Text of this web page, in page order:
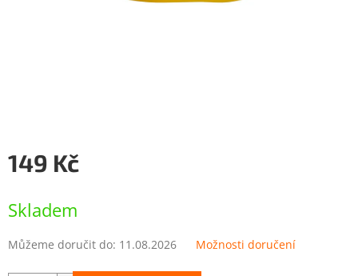
149 Kč
cena:
Skladem
Můžeme doručit do: 11.08.2026 Možnosti doručení